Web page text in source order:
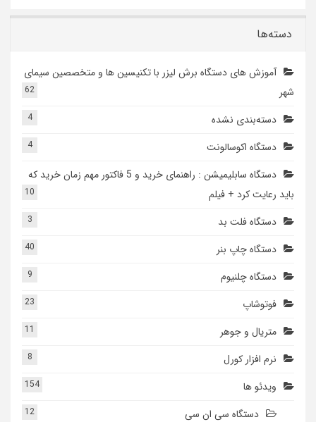
دسته‌ها
آموزش های دستگاه برش لیزر با تکنیسین ها و متخصصین سیمای
شهر
62
دسته‌بندی نشده 4
دستگاه اکوسالونت 4
دستگاه سابلیمیشن : راهنمای خرید و 5 فاکتور مهم زمان خرید که
باید رعایت کرد + فیلم
10
دستگاه فلت بد 3
دستگاه چاپ بنر 40
دستگاه چلنیوم 9
فوتوشاپ 23
متریال و جوهر 11
نرم افزار کورل 8
ویدئو ها 154
دستگاه سی ان سی 12